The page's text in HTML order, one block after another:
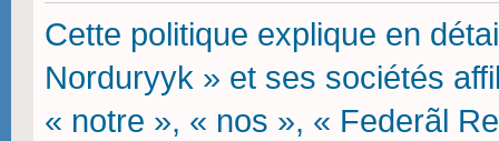
Cette politique explique en
Norduryyk » et ses sociétés
« notre », « nos », « Federãl